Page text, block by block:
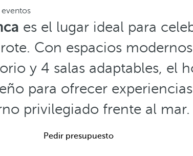
eventos
es el lugar ideal para
Con espacios
y 4 salas adaptables, el
para ofrecer
privilegiado frente al mar.
Pedir presupuesto